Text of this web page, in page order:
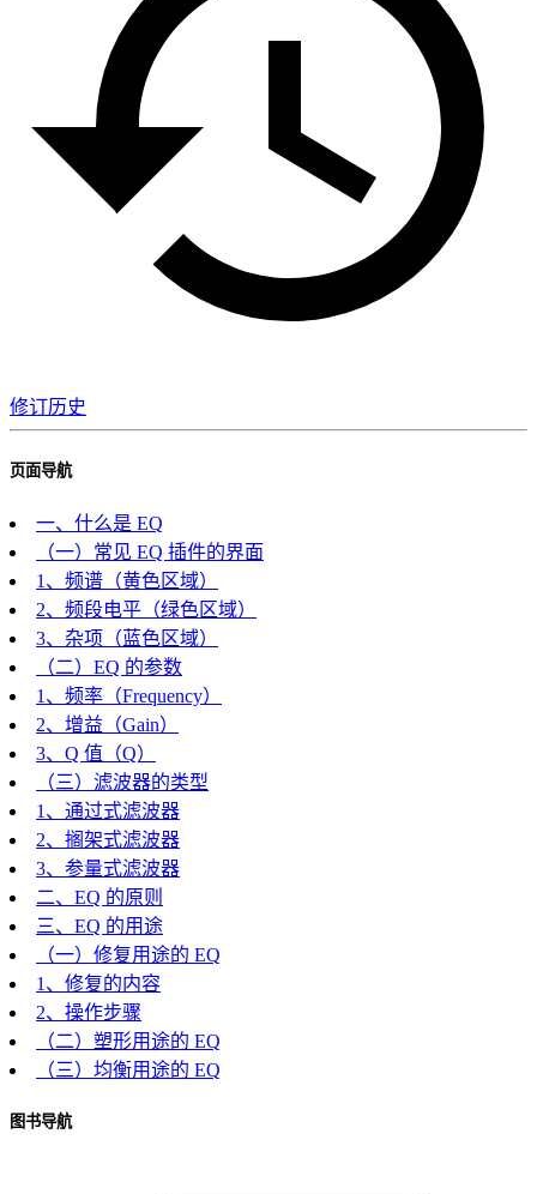
修订历史
页面导航
一、什么是 EQ
（一）常见 EQ 插件的界面
1、频谱（黄色区域）
2、频段电平（绿色区域）
3、杂项（蓝色区域）
（二）EQ 的参数
1、频率（Frequency）
2、增益（Gain）
3、Q 值（Q）
（三）滤波器的类型
1、通过式滤波器
2、搁架式滤波器
3、参量式滤波器
二、EQ 的原则
三、EQ 的用途
（一）修复用途的 EQ
1、修复的内容
2、操作步骤
（二）塑形用途的 EQ
（三）均衡用途的 EQ
图书导航